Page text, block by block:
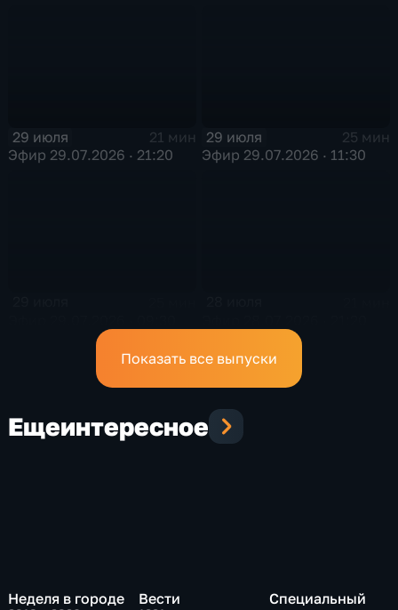
29 июля
21 мин
Эфир 29.07.2026 · 21:20
29 июля
25 мин
Эфир 29.07.2026 · 11:30
Показать все выпуски
Ещеинтересное
Неделя в городе Вести
Специальный